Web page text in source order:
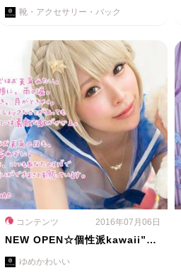
靴・アクセサリー・バック
コンテンツ 2016年07月06日
NEW OPEN☆個性派kawaii”…
ゆめかわいい